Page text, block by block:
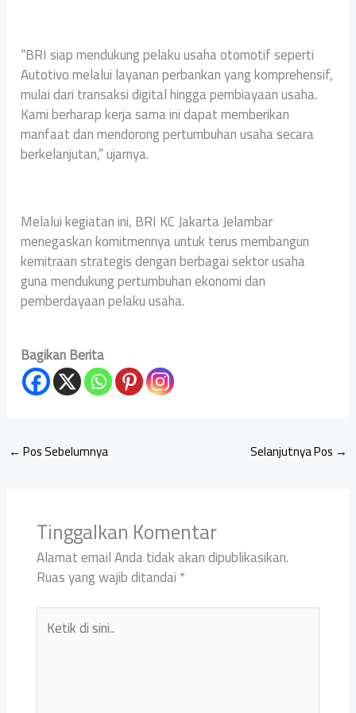
“BRI siap mendukung pelaku usaha otomotif seperti
Autotivo melalui layanan perbankan yang komprehensif,
mulai dari transaksi digital hingga pembiayaan usaha.
Kami berharap kerja sama ini dapat memberikan
manfaat dan mendorong pertumbuhan usaha secara
berkelanjutan,” ujarnya.
Melalui kegiatan ini, BRI KC Jakarta Jelambar
menegaskan komitmennya untuk terus membangun
kemitraan strategis dengan berbagai sektor usaha
guna mendukung pertumbuhan ekonomi dan
pemberdayaan pelaku usaha.
Bagikan Berita
← Pos Sebelumnya Selanjutnya Pos →
Tinggalkan Komentar
Alamat email Anda tidak akan dipublikasikan.
Ruas yang wajib ditandai*
Ketik